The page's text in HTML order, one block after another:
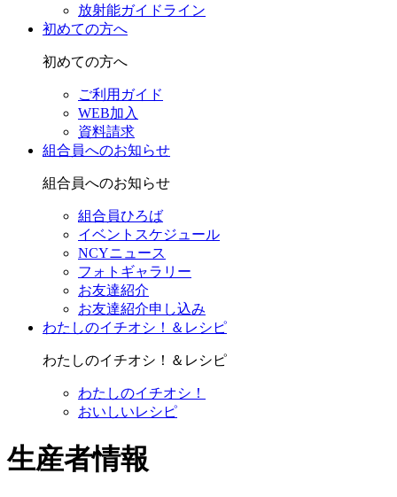
放射能ガイドライン
初めての方へ
初めての方へ
ご利用ガイド
WEB加入
資料請求
組合員へのお知らせ
組合員へのお知らせ
組合員ひろば
イベントスケジュール
NCYニュース
フォトギャラリー
お友達紹介
お友達紹介申し込み
わたしのイチオシ！＆レシピ
わたしのイチオシ！＆レシピ
わたしのイチオシ！
おいしいレシピ
生産者情報